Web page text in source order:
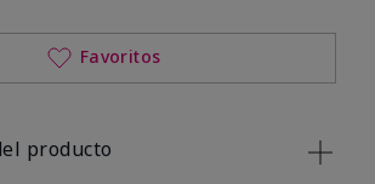
Favoritos
producto